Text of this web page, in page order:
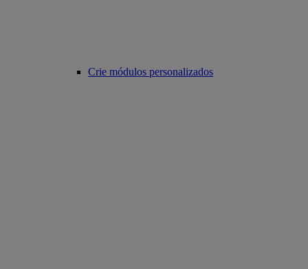
Crie módulos personalizados